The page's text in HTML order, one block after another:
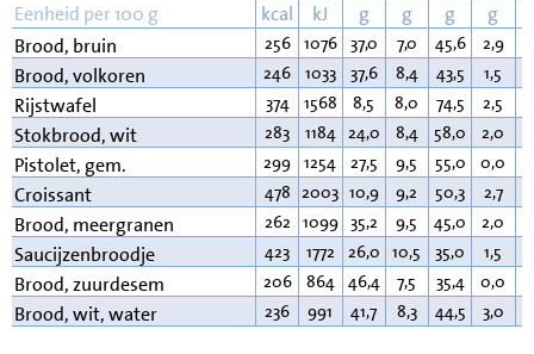
Eenheid per 100 g kcal kJ g g g g
Brood, bruin
256 1076 37,0 7,0 45,6 2,9
Brood, volkoren 246 1033 37,6 8,4 43,5 1,5
Rijstwafel 374 1568 8,5 8,0 74,5 2,5
Stokbrood, wit 283 1184 24,0 8,4 58,0 2,0
Pistolet, gem. 299 1254 27,5 9,5 55,0 0,0
Croissant 478 2003 10,9 9,2 50,3 2,7
Brood, meergranen 262 1099 35,2 9,5 45,0 2,0
Saucijzenbroodje 423 1772 26,0 10,5 35,0 1,5
Brood, zuurdesem 206 864 46,4 7,5 35,4 0,0
Brood, wit, water 236 991 41,7 8,3 44,5 3,0